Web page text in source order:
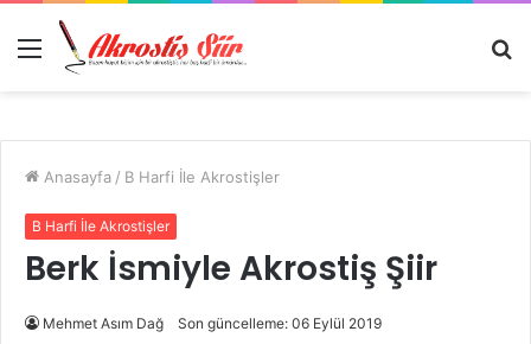
Menü
Anasayfa / B Harfi İle Akrostişler
B Harfi İle Akrostişler
Berk İsmiyle Akrostiş Şiir
Mehmet Asım Dağ Son güncelleme: 06 Eylül 2019